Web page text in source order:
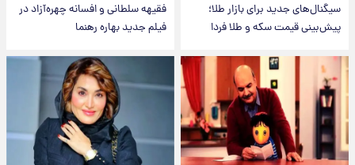
سیگنال‌های جدید برای بازار طلا؛
پیش‌بینی قیمت سکه و طلا فردا
فقیهه سلطانی و افسانه چهره‌آزاد در
فیلم جدید بهاره رهنما